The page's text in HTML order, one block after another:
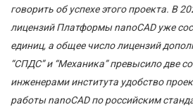
говорить об успехе этого проекта. В
лицензий Платформы nanoCAD уже
единиц, а общее число лицензий
“СПДС” и “Механика” превысило две
инженерами института удобство
работы nanoCAD по российским